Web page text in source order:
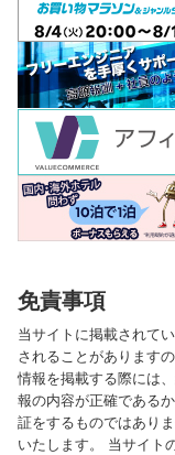
免責事項
当サイトに掲載されて
されることがあります
情報を掲載する際には
報の内容が正確である
証をするものではあり
いたします。 当サイト